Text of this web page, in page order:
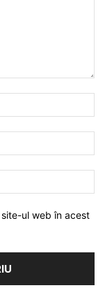
ul web în acest